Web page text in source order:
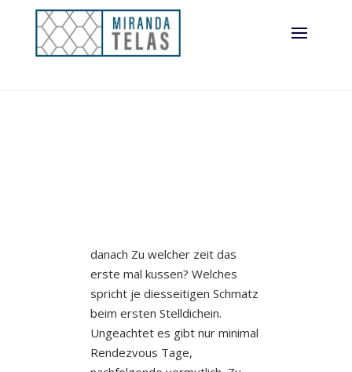
danach Zu welcher zeit das
erste mal kussen? Welches
spricht je diesseitigen Schmatz
beim ersten Stelldichein.
Ungeachtet es gibt nur minimal
Rendezvous Tage,